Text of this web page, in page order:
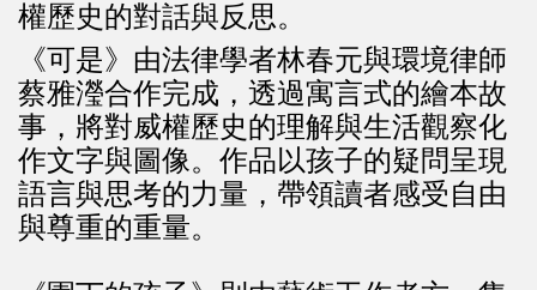
權歷史的對話與反思。
《可是》由法律學者林春元與環境律師
蔡雅瀅合作完成，透過寓言式的繪本故
事，將對威權歷史的理解與生活觀察化
作文字與圖像。作品以孩子的疑問呈現
語言與思考的力量，帶領讀者感受自由
與尊重的重量。